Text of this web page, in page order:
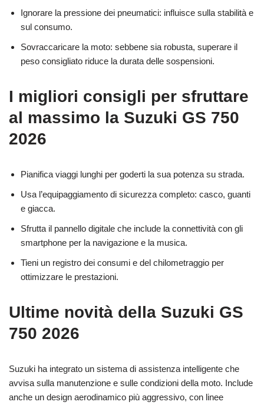
Ignorare la pressione dei pneumatici: influisce sulla stabilità e
sul consumo.
Sovraccaricare la moto: sebbene sia robusta, superare il
peso consigliato riduce la durata delle sospensioni.
I migliori consigli per sfruttare
al massimo la Suzuki GS 750
2026
Pianifica viaggi lunghi per goderti la sua potenza su strada.
Usa l’equipaggiamento di sicurezza completo: casco, guanti
e giacca.
Sfrutta il pannello digitale che include la connettività con gli
smartphone per la navigazione e la musica.
Tieni un registro dei consumi e del chilometraggio per
ottimizzare le prestazioni.
Ultime novità della Suzuki GS
750 2026
Suzuki ha integrato un sistema di assistenza intelligente che
avvisa sulla manutenzione e sulle condizioni della moto. Include
anche un design aerodinamico più aggressivo, con linee